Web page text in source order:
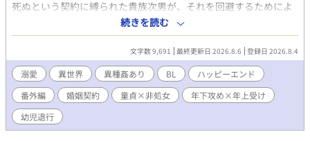
死ぬという契約に縛られた貴族次男が、それを回避するためによ
り強力な契約（竜との婚姻契約）で上書きしようとしている部分
になります。 全年齢BLに入れられなかったサブCPのR18シーンで
す。 単体でも十分読めるよう、冒頭に状況の振り返りは入ってい
ます。 『残酷な描写』の痕跡がところどころにありますが 当作品
の時間軸中は、終始穏やかです。 本編が気になる方はこちらから
どうぞ。 『拾った子竜を可愛がったら、僕より年上の大男になっ
て物凄く口説いてくる』
https://www.alphapolis.co.jp/novel/547033129/87043170 以
下、作者の萌え語り＊＊＊ 今回は、若いながらも優しさと包容力
続きを読む
文字数 9,691 最終更新日 2026.8.6 登録日 2026.8.4
溺愛 異世界 異種姦あり BL
ハッピーエンド
番外編
婚姻契約 童貞×非処女
年下攻め×年上受け
幼児退行